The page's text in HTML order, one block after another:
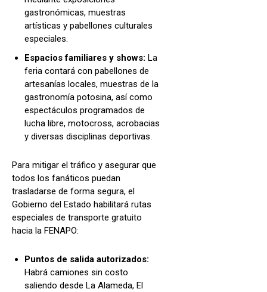
gastronómicas, muestras
artísticas y pabellones culturales
especiales.
Espacios familiares y shows: La
feria contará con pabellones de
artesanías locales, muestras de la
gastronomía potosina, así como
espectáculos programados de
lucha libre, motocross, acrobacias
y diversas disciplinas deportivas.
Para mitigar el tráfico y asegurar que
todos los fanáticos puedan
trasladarse de forma segura, el
Gobierno del Estado habilitará rutas
especiales de transporte gratuito
hacia la FENAPO:
Puntos de salida autorizados:
Habrá camiones sin costo
saliendo desde La Alameda, El